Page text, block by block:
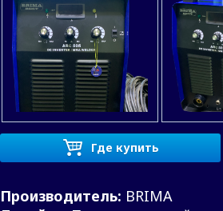
Где купить
Производитель: BRIMA